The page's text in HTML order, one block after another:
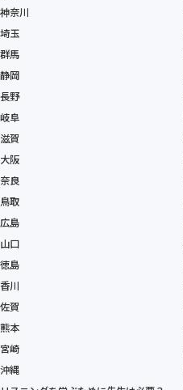
神奈川
埼玉
群馬
静岡
長野
岐阜
滋賀
大阪
奈良
鳥取
広島
山口
徳島
香川
佐賀
熊本
宮崎
沖縄